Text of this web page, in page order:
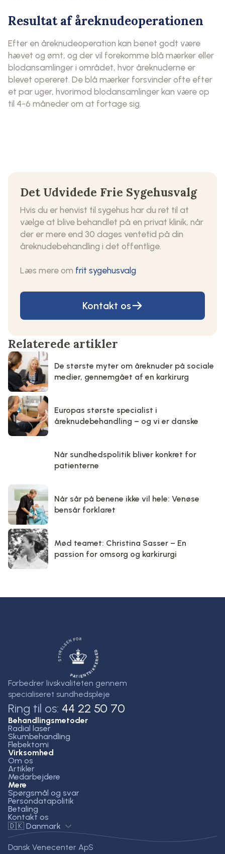
Resultat af åreknudeoperationen
Efter en åreknudeoperation kan benet godt være
hævet og ømt, og der vil forekomme blå mærker eller
blodansamlinger i området, hvor åreknuderne er
blevet opereret. De blå mærker forsvinder ofte efter
et par uger, hvorimod blodansamlinger kan være op
til 4-6 måneder om at fortage sig.
Det Udvidede Frie Sygehusvalg
Hvis du er henvist til sygehus har du ret til at
vælge at blive behandlet på en privat klinik, når
der er mere end 30 dages ventetid på din
åreknudebehandling i det offentlige.
Læs mere om frit sygehusvalg
Kontakt os
Relaterede artikler
De største myter om åreknuder på sociale
medier, gennemgået af en karkirurg
Europas største specialist i
åreknudebehandling – og vi er danske
Når sundhedspolitik bliver konkret for
patienterne
Når sår på benene ikke vil hele: Venøse
bensår forklaret
Mød teamet: Christina Sasser – En
passion for omsorg og karkirurgi
Forbedrer livskvaliteten gennem
specialiseret sundhedspleje
Ring til os: 44 22 50 70
Behandlingsmetoder
Radial laser
Skumbehandling
Flebektomi
Virksomhed
Om os
Artikler
Medarbejdere
Mere
Spørgsmål og svar
Persondatapolitik
Betaling
Kontakt os
🇩🇰 Danmark
Dansk Venecenter ApS